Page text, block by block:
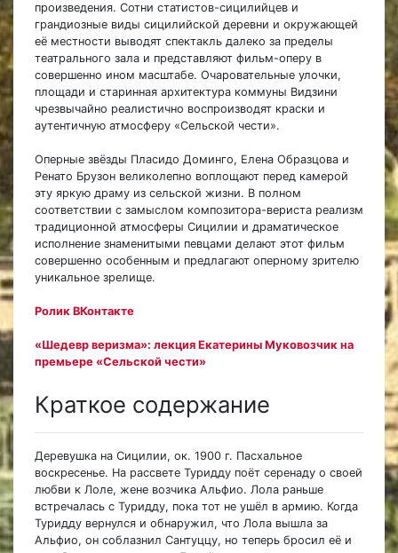
произведения. Сотни статистов-сицилийцев и
грандиозные виды сицилийской деревни и окружающей
её местности выводят спектакль далеко за пределы
театрального зала и представляют фильм-оперу в
совершенно ином масштабе. Очаровательные улочки,
площади и старинная архитектура коммуны Видзини
чрезвычайно реалистично воспроизводят краски и
аутентичную атмосферу «Сельской чести».
Оперные звёзды Пласидо Доминго, Елена Образцова и
Ренато Брузон великолепно воплощают перед камерой
эту яркую драму из сельской жизни. В полном
соответствии с замыслом композитора-вериста реализм
традиционной атмосферы Сицилии и драматическое
исполнение знаменитыми певцами делают этот фильм
совершенно особенным и предлагают оперному зрителю
уникальное зрелище.
Ролик ВКонтакте
«Шедевр веризма»: лекция Екатерины Муковозчик на
премьере «Сельской чести»
Краткое содержание
Деревушка на Сицилии, ок. 1900 г. Пасхальное
воскресенье. На рассвете Туридду поёт серенаду о своей
любви к Лоле, жене возчика Альфио. Лола раньше
встречалась с Туридду, пока тот не ушёл в армию. Когда
Туридду вернулся и обнаружил, что Лола вышла за
Альфио, он соблазнил Сантуццу, но теперь бросил её и